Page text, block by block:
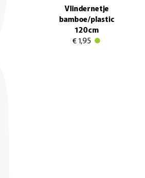
Vlindernetje
bamboe/plastic
120cm
€ 1,95